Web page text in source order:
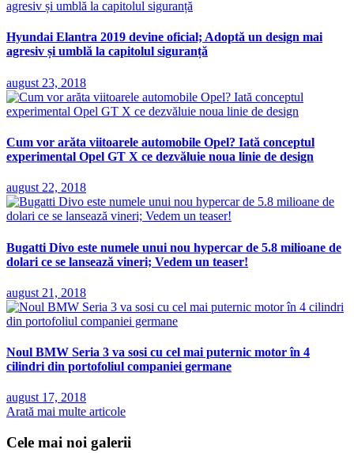
Hyundai Elantra 2019 devine oficial; Adoptă un design mai
agresiv și umblă la capitolul siguranță
august 23, 2018
Cum vor arăta viitoarele automobile Opel? Iată conceptul
experimental Opel GT X ce dezvăluie noua linie de design
august 22, 2018
Bugatti Divo este numele unui nou hypercar de 5.8 milioane de
dolari ce se lansează vineri; Vedem un teaser!
august 21, 2018
Noul BMW Seria 3 va sosi cu cel mai puternic motor în 4
cilindri din portofoliul companiei germane
august 17, 2018
Arată mai multe articole
Cele mai noi galerii